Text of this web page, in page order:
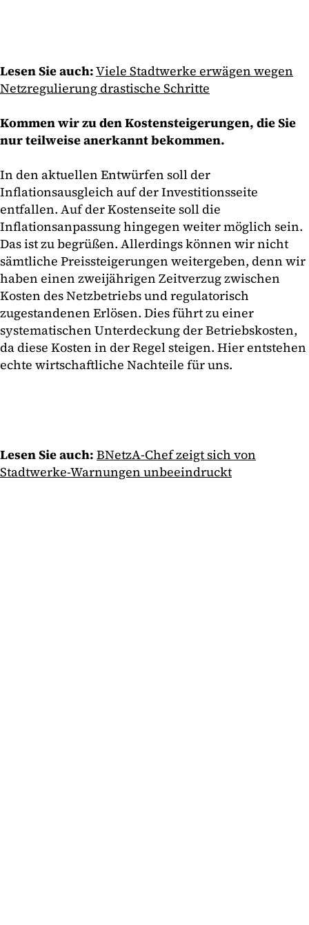
Lesen Sie auch:Viele Stadtwerke erwägen wegen
Netzregulierung drastische Schritte
Kommen wir zu den Kostensteigerungen, die Sie
nur teilweise anerkannt bekommen.
In den aktuellen Entwürfen soll der
Inflationsausgleich auf der Investitionsseite
entfallen. Auf der Kostenseite soll die
Inflationsanpassung hingegen weiter möglich sein.
Das ist zu begrüßen. Allerdings können wir nicht
sämtliche Preissteigerungen weitergeben, denn wir
haben einen zweijährigen Zeitverzug zwischen
Kosten des Netzbetriebs und regulatorisch
zugestandenen Erlösen. Dies führt zu einer
systematischen Unterdeckung der Betriebskosten,
da diese Kosten in der Regel steigen. Hier entstehen
echte wirtschaftliche Nachteile für uns.
Lesen Sie auch: BNetzA-Chef zeigt sich von
Stadtwerke-Warnungen unbeeindruckt